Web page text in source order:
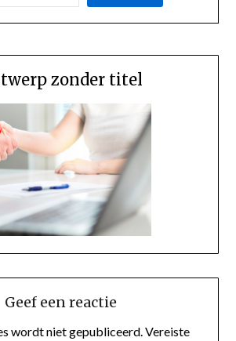
zonder titel
Geef een reactie
wordt niet gepubliceerd. Vereiste